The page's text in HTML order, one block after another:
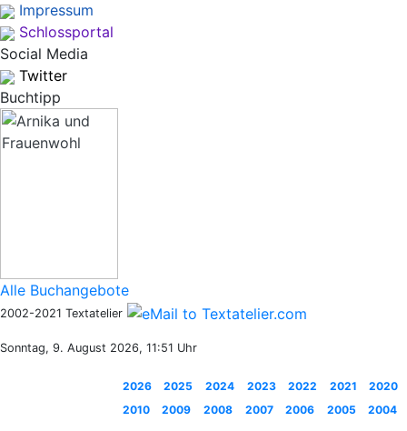
Impressum
Schlossportal
Social Media
Twitter
Buchtipp
Alle Buchangebote
2002-2021 Textatelier
Sonntag, 9. August 2026, 11:51 Uhr
2026 2025 2024 2023 2022 2021
2020
2010
2009 2008 2007 2006 2005 2004